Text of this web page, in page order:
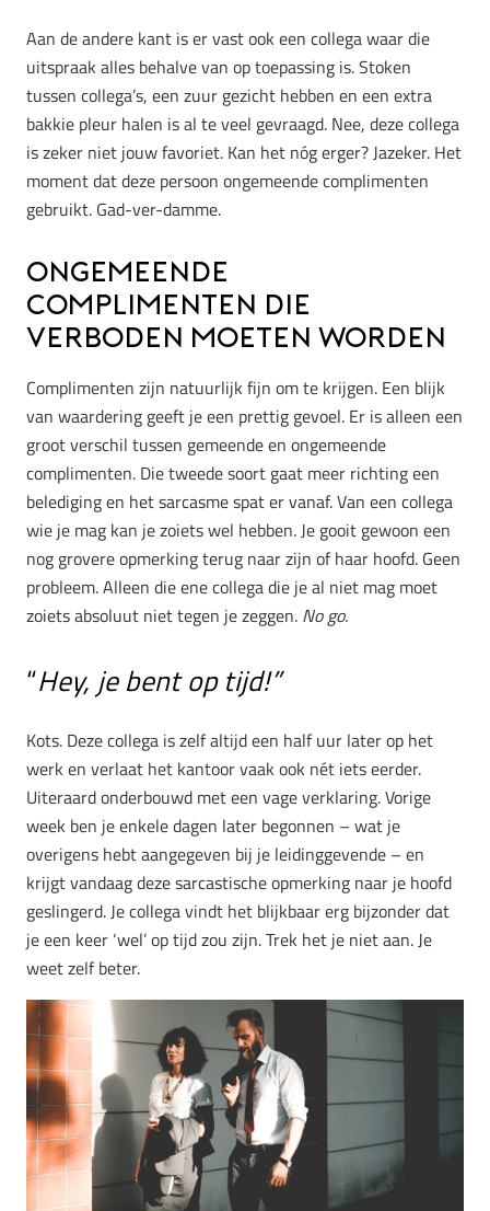
Aan de andere kant is er vast ook een collega waar die
uitspraak alles behalve van op toepassing is. Stoken
tussen collega’s, een zuur gezicht hebben en een extra
bakkie pleur halen is al te veel gevraagd. Nee, deze collega
is zeker niet jouw favoriet. Kan het nóg erger? Jazeker. Het
moment dat deze persoon ongemeende complimenten
gebruikt. Gad-ver-damme.
Ongemeende
complimenten die
verboden moeten worden
Complimenten zijn natuurlijk fijn om te krijgen. Een blijk
van waardering geeft je een prettig gevoel. Er is alleen een
groot verschil tussen gemeende en ongemeende
complimenten. Die tweede soort gaat meer richting een
belediging en het sarcasme spat er vanaf. Van een collega
wie je mag kan je zoiets wel hebben. Je gooit gewoon een
nog grovere opmerking terug naar zijn of haar hoofd. Geen
probleem. Alleen die ene collega die je al niet mag moet
zoiets absoluut niet tegen je zeggen. No go.
“Hey, je bent op tijd!”
Kots. Deze collega is zelf altijd een half uur later op het
werk en verlaat het kantoor vaak ook nét iets eerder.
Uiteraard onderbouwd met een vage verklaring. Vorige
week ben je enkele dagen later begonnen – wat je
overigens hebt aangegeven bij je leidinggevende – en
krijgt vandaag deze sarcastische opmerking naar je hoofd
geslingerd. Je collega vindt het blijkbaar erg bijzonder dat
je een keer ‘wel’ op tijd zou zijn. Trek het je niet aan. Je
weet zelf beter.